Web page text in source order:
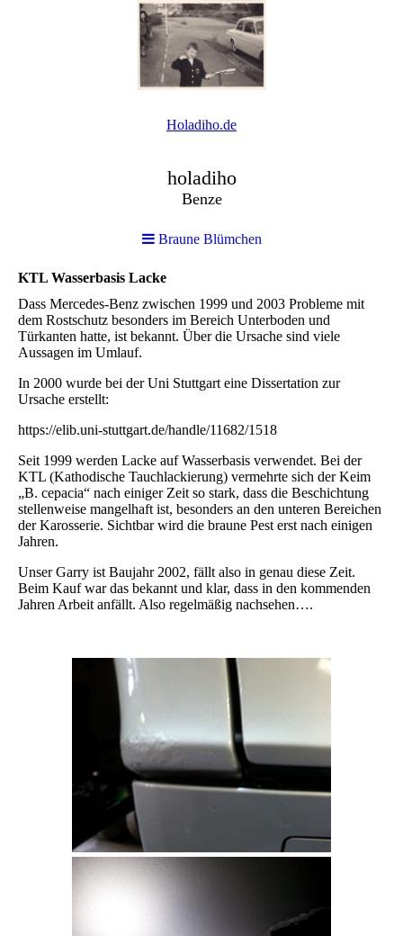
Holadiho.de
holadiho
Benze
Braune Blümchen
KTL Wasserbasis Lacke
Dass Mercedes-Benz zwischen 1999 und 2003 Probleme mit
dem Rostschutz besonders im Bereich Unterboden und
Türkanten hatte, ist bekannt. Über die Ursache sind viele
Aussagen im Umlauf.
In 2000 wurde bei der Uni Stuttgart eine Dissertation zur
Ursache erstellt:
https://elib.uni-stuttgart.de/handle/11682/1518
Seit 1999 werden Lacke auf Wasserbasis verwendet. Bei der
KTL (Kathodische Tauchlackierung) vermehrte sich der Keim
„B. cepacia“ nach einiger Zeit so stark, dass die Beschichtung
stellenweise mangelhaft ist, besonders an den unteren Bereichen
der Karosserie. Sichtbar wird die braune Pest erst nach einigen
Jahren.
Unser Garry ist Baujahr 2002, fällt also in genau diese Zeit.
Beim Kauf war das bekannt und klar, dass in den kommenden
Jahren Arbeit anfällt. Also regelmäßig nachsehen….